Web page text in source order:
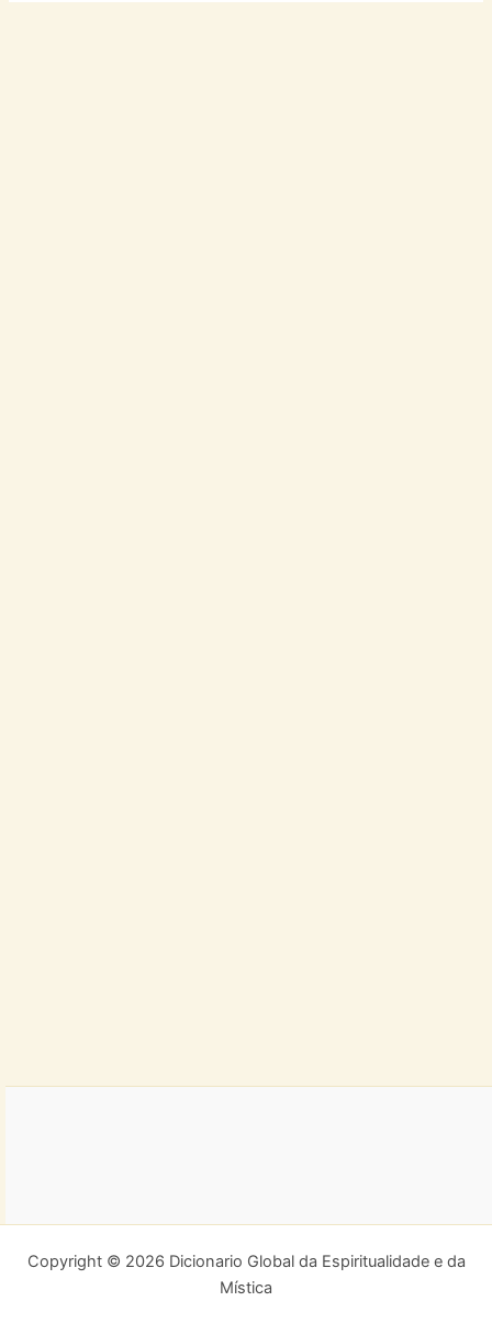
Copyright © 2026 Dicionario Global da Espiritualidade e da
Mística